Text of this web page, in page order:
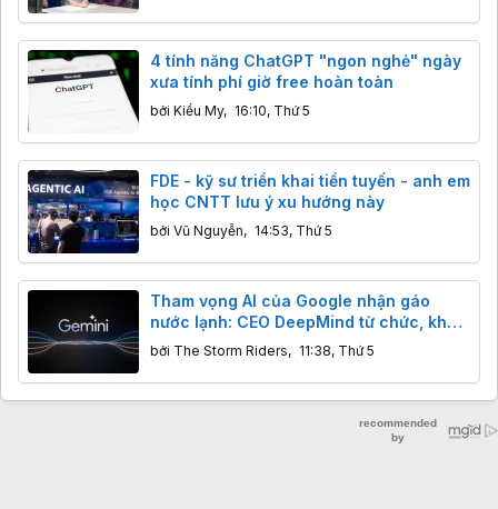
4 tính năng ChatGPT "ngon nghẻ" ngày
xưa tính phí giờ free hoàn toàn
bởi Kiều My, 16:10, Thứ 5
FDE - kỹ sư triển khai tiền tuyến - anh em
học CNTT lưu ý xu hướng này
bởi Vũ Nguyễn, 14:53, Thứ 5
Tham vọng AI của Google nhận gáo
nước lạnh: CEO DeepMind từ chức, khả
năng lập trình của Gemini bị Claude,
GPT cho "ngửi khói"
bởi The Storm Riders, 11:38, Thứ 5